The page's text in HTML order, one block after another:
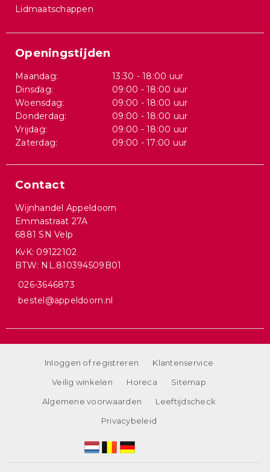
Lidmaatschappen
Openingstijden
Maandag:
13:30 - 18:00 uur
Dinsdag:
09:00 - 18:00 uur
Woensdag:
09:00 - 18:00 uur
Donderdag:
09:00 - 18:00 uur
Vrijdag:
09:00 - 18:00 uur
Zaterdag:
09:00 - 17:00 uur
Contact
Wijnhandel Appeldoorn
Emmastraat 27A
6881 SN Velp
KvK: 09122102
BTW: NL.810394509B01
026-3646873
bestel@appeldoorn.nl
Inloggen of registreren
Klantenservice
Veilig winkelen
Horeca
Sitemap
Algemene voorwaarden
Leeftijdscheck
Privacybeleid